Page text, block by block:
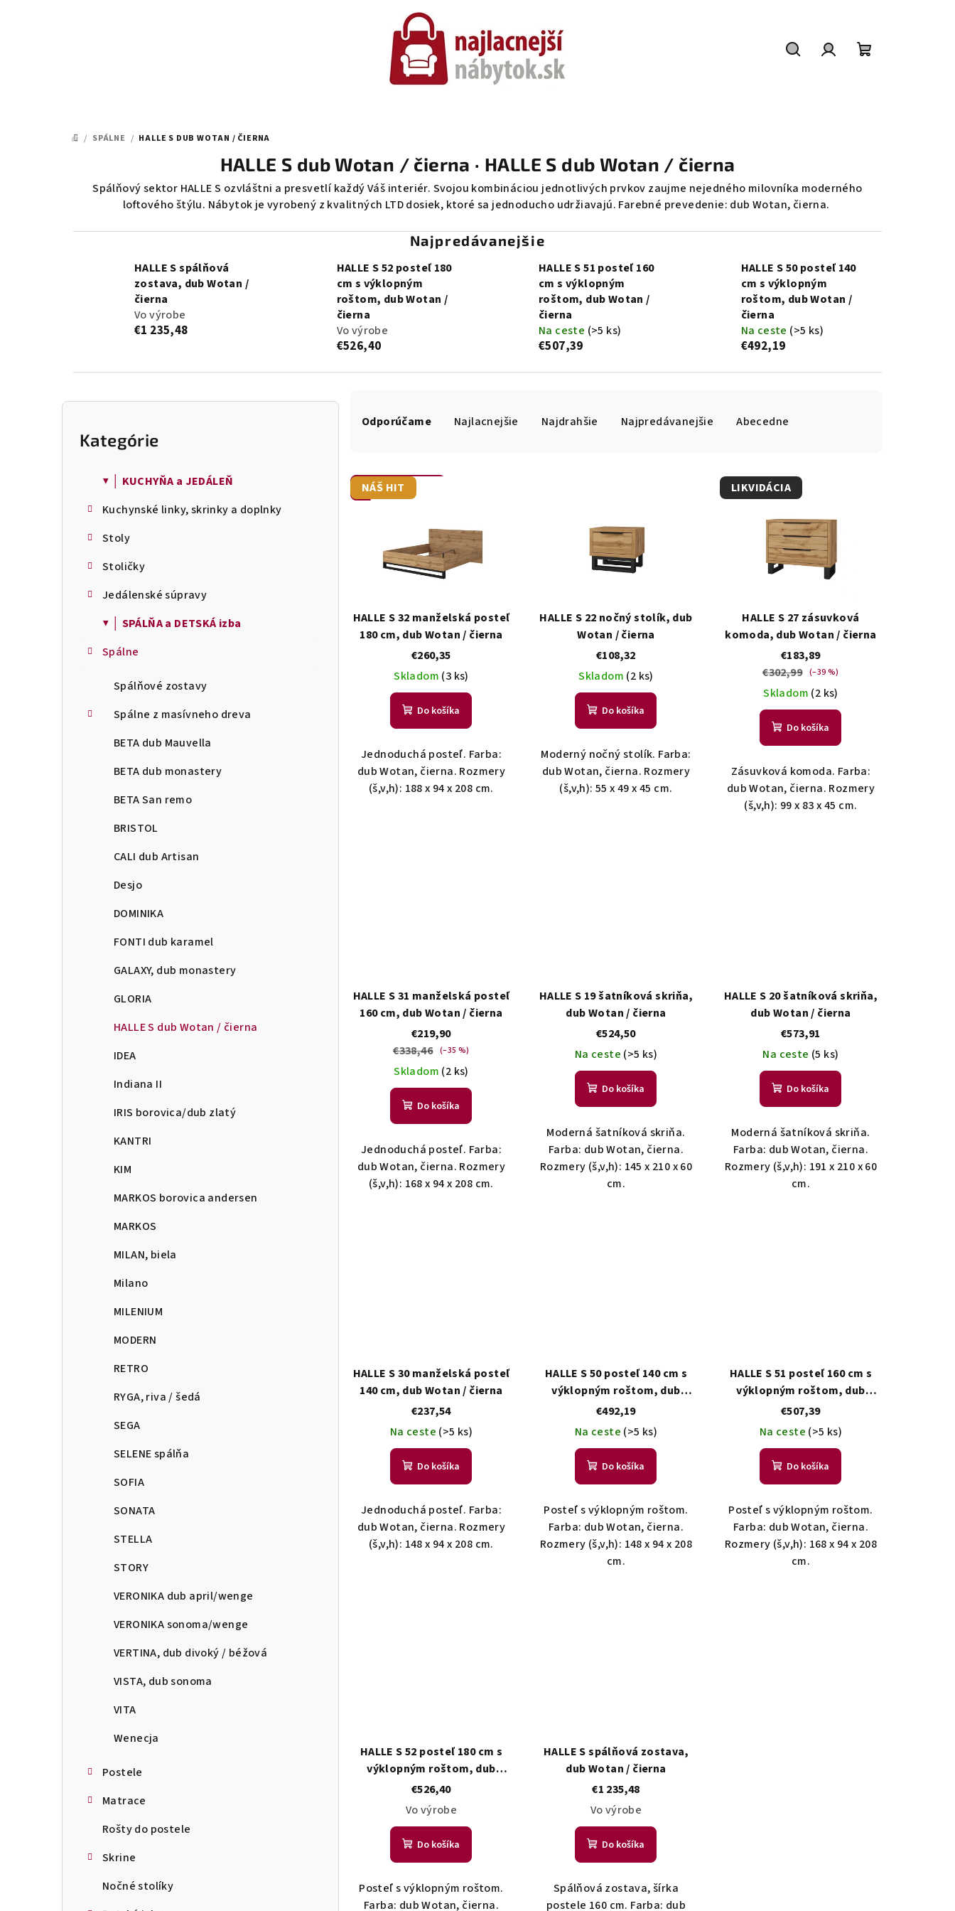
DOMOV
/ SPÁLNE / HALLE S DUB WOTAN / ČIERNA
HALLE S dub Wotan / čierna · HALLE S dub Wotan / čierna
Spálňový sektor HALLE S ozvláštni a presvetlí každý Váš interiér. Svojou kombináciou jednotlivých prvkov zaujme nejedného milovníka moderného
loftového štýlu. Nábytok je vyrobený z kvalitných LTD dosiek, ktoré sa jednoducho udržiavajú. Farebné prevedenie: dub Wotan, čierna.
Najpredávanejšie
HALLE S spálňová
zostava, dub Wotan /
čierna
Vo výrobe
€1 235,48
HALLE S 52 posteľ 180
cm s výklopným
roštom, dub Wotan /
čierna
Vo výrobe
€526,40
HALLE S 51 posteľ 160
cm s výklopným
roštom, dub Wotan /
čierna
Na ceste (>5 ks)
€507,39
HALLE S 50 posteľ 140
cm s výklopným
roštom, dub Wotan /
čierna
Na ceste (>5 ks)
€492,19
B
Preskočiť
kategórie
Kategórie
▼ │ KUCHYŇA a JEDÁLEŇ
Kuchynské linky, skrinky a doplnky
Stoly
Stoličky
Jedálenské súpravy
▼ │ SPÁLŇA a DETSKÁ izba
Spálne
Spálňové zostavy
Spálne z masívneho dreva
BETA dub Mauvella
BETA dub monastery
BETA San remo
BRISTOL
CALI dub Artisan
Desjo
DOMINIKA
FONTI dub karamel
GALAXY, dub monastery
GLORIA
HALLE S dub Wotan / čierna
IDEA
Indiana II
IRIS borovica/dub zlatý
KANTRI
KIM
MARKOS borovica andersen
MARKOS
MILAN, biela
Milano
MILENIUM
MODERN
RETRO
RYGA, riva / šedá
SEGA
SELENE spálňa
SOFIA
SONATA
STELLA
STORY
VERONIKA dub april/wenge
VERONIKA sonoma/wenge
VERTINA, dub divoký / béžová
VISTA, dub sonoma
VITA
Wenecja
Postele
Matrace
Rošty do postele
Skrine
Nočné stolíky
i
e
t
Odporúčame Najlacnejšie Najdrahšie Najpredávanejšie Abecedne
Otvoriť filter
V
ý
d
NÁŠ HIT
HALLE S 32 manželská posteľ
180 cm, dub Wotan / čierna
€260,35
Skladom (3 ks)
Do košíka
Jednoduchá posteľ. Farba:
dub Wotan, čierna. Rozmery
(š,v,h): 188 x 94 x 208 cm.
HALLE S 22 nočný stolík, dub
Wotan / čierna
€108,32
Skladom (2 ks)
Do košíka
Moderný nočný stolík. Farba:
dub Wotan, čierna. Rozmery
(š,v,h): 55 x 49 x 45 cm.
LIKVIDÁCIA
HALLE S 27 zásuvková
komoda, dub Wotan / čierna
€183,89
€302,99 (–39 %)
Skladom (2 ks)
Do košíka
Zásuvková komoda. Farba:
dub Wotan, čierna. Rozmery
(š,v,h): 99 x 83 x 45 cm.
HALLE S 31 manželská posteľ
160 cm, dub Wotan / čierna
€219,90
€338,46 (–35 %)
Skladom (2 ks)
Do košíka
Jednoduchá posteľ. Farba:
dub Wotan, čierna. Rozmery
(š,v,h): 168 x 94 x 208 cm.
HALLE S 19 šatníková skriňa,
dub Wotan / čierna
€524,50
Na ceste (>5 ks)
Do košíka
Moderná šatníková skriňa.
Farba: dub Wotan, čierna.
Rozmery (š,v,h): 145 x 210 x 60
cm.
HALLE S 20 šatníková skriňa,
dub Wotan / čierna
€573,91
Na ceste (5 ks)
Do košíka
Moderná šatníková skriňa.
Farba: dub Wotan, čierna.
Rozmery (š,v,h): 191 x 210 x 60
cm.
HALLE S 30 manželská posteľ
140 cm, dub Wotan / čierna
€237,54
Na ceste (>5 ks)
Do košíka
Jednoduchá posteľ. Farba:
dub Wotan, čierna. Rozmery
(š,v,h): 148 x 94 x 208 cm.
HALLE S 50 posteľ 140 cm s
výklopným roštom, dub
Wotan / čierna
€492,19
Na ceste (>5 ks)
Do košíka
Posteľ s výklopným roštom.
Farba: dub Wotan, čierna.
Rozmery (š,v,h): 148 x 94 x 208
cm.
HALLE S 51 posteľ 160 cm s
výklopným roštom, dub
Wotan / čierna
€507,39
Na ceste (>5 ks)
Do košíka
Posteľ s výklopným roštom.
Farba: dub Wotan, čierna.
Rozmery (š,v,h): 168 x 94 x 208
cm.
HALLE S 52 posteľ 180 cm s
výklopným roštom, dub
Wotan / čierna
€526,40
Vo výrobe
Do košíka
Posteľ s výklopným roštom.
Farba: dub Wotan, čierna.
HALLE S spálňová zostava,
dub Wotan / čierna
€1 235,48
Vo výrobe
Do košíka
Spálňová zostava, šírka
postele 160 cm. Farba: dub